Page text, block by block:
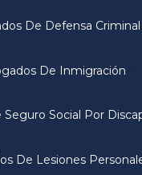
De Defensa Criminal
De Inmigración
Social Por
De Lesiones